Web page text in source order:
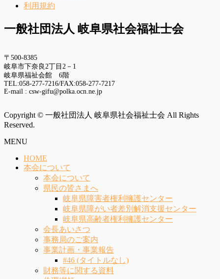
利用規約
一般社団法人 岐阜県社会福祉士会
〒500-8385
岐阜市下奈良2丁目2－1
岐阜県福祉会館 6階
TEL:058-277-7216/FAX:058-277-7217
E-mail : csw-gifu@polka.ocn.ne.jp
Copyright © 一般社団法人 岐阜県社会福祉士会 All Rights
Reserved.
MENU
HOME
本会について
本会について
県民の皆さまへ
岐阜県障害者権利擁護センター
岐阜県障がい者差別解消支援センター
岐阜県高齢者権利擁護センター
会長あいさつ
事務局のご案内
事業計画・事業報告
#46 (タイトルなし)
財務等に関する資料